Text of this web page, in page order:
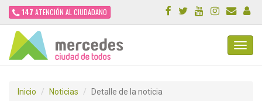
147 ATENCIÓN AL CIUDADANO
Inicio Noticias Detalle de la noticia